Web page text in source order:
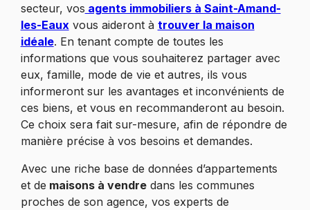
secteur, vos agents immobiliers à Saint-Amand-
les-Eaux vous aideront à trouver la maison
idéale. En tenant compte de toutes les
informations que vous souhaiterez partager avec
eux, famille, mode de vie et autres, ils vous
informeront sur les avantages et inconvénients de
ces biens, et vous en recommanderont au besoin.
Ce choix sera fait sur-mesure, afin de répondre de
manière précise à vos besoins et demandes.
Avec une riche base de données d’appartements
et de maisons à vendredans les communes
proches de son agence, vos experts de